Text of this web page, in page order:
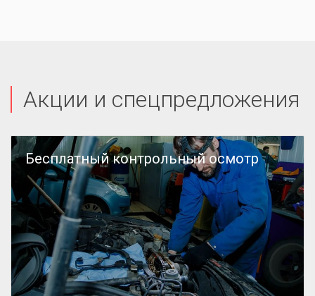
Акции и спецпредложения
Бесплатный контрольный осмотр